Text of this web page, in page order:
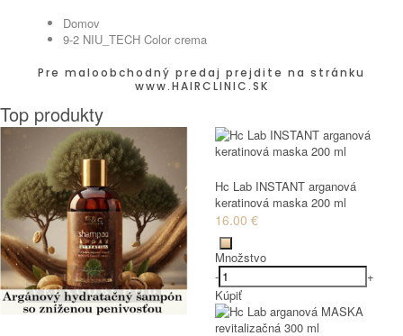
Domov
9-2 NIU_TECH Color crema
Pre maloobchodný predaj prejdite na stránku
www.HAIRCLINIC.SK
Top produkty
Hc Lab INSTANT arganová
keratinová maska 200 ml
16.00 €
Množstvo
-
+
Kúpiť